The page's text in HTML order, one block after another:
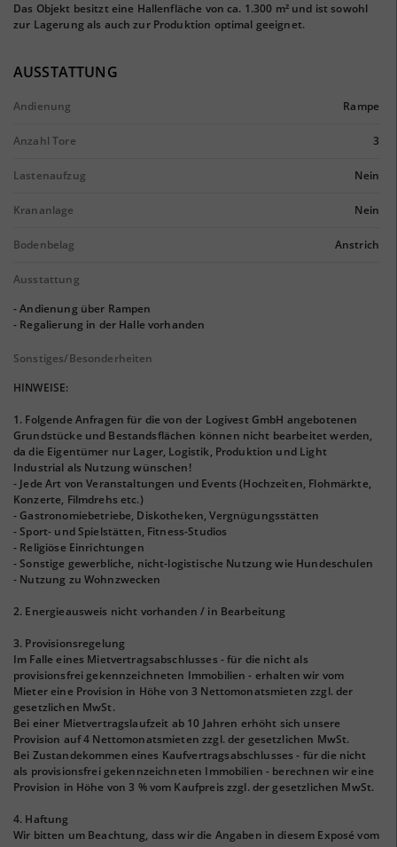
Das Objekt besitzt eine Hallenfläche von ca. 1.300 m² und ist sowohl
zur Lagerung als auch zur Produktion optimal geeignet.
AUSSTATTUNG
Andienung Rampe
Anzahl Tore 3
Lastenaufzug Nein
Krananlage Nein
Bodenbelag Anstrich
Ausstattung
- Andienung über Rampen
- Regalierung in der Halle vorhanden
Sonstiges/Besonderheiten
HINWEISE:
1. Folgende Anfragen für die von der Logivest GmbH angebotenen
Grundstücke und Bestandsflächen können nicht bearbeitet werden,
da die Eigentümer nur Lager, Logistik, Produktion und Light
Industrial als Nutzung wünschen!
- Jede Art von Veranstaltungen und Events (Hochzeiten, Flohmärkte,
Konzerte, Filmdrehs etc.)
- Gastronomiebetriebe, Diskotheken, Vergnügungsstätten
- Sport- und Spielstätten, Fitness-Studios
- Religiöse Einrichtungen
- Sonstige gewerbliche, nicht-logistische Nutzung wie Hundeschulen
- Nutzung zu Wohnzwecken
2. Energieausweis nicht vorhanden / in Bearbeitung
3. Provisionsregelung
Im Falle eines Mietvertragsabschlusses - für die nicht als
provisionsfrei gekennzeichneten Immobilien - erhalten wir vom
Mieter eine Provision in Höhe von 3 Nettomonatsmieten zzgl. der
gesetzlichen MwSt.
Bei einer Mietvertragslaufzeit ab 10 Jahren erhöht sich unsere
Provision auf 4 Nettomonatsmieten zzgl. der gesetzlichen MwSt.
Bei Zustandekommen eines Kaufvertragsabschlusses - für die nicht
als provisionsfrei gekennzeichneten Immobilien - berechnen wir eine
Provision in Höhe von 3 % vom Kaufpreis zzgl. der gesetzlichen MwSt.
4. Haftung
Wir bitten um Beachtung, dass wir die Angaben in diesem Exposé vom